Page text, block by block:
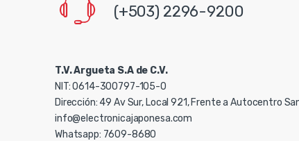
(+503) 2296-9200
T.V. Argueta S.A de C.V.
NIT: 0614-300797-105-0
Dirección: 49 Av Sur, Local 921, Frente a Autocentro
info@electronicajaponesa.com
Whatsapp: 7609-8680